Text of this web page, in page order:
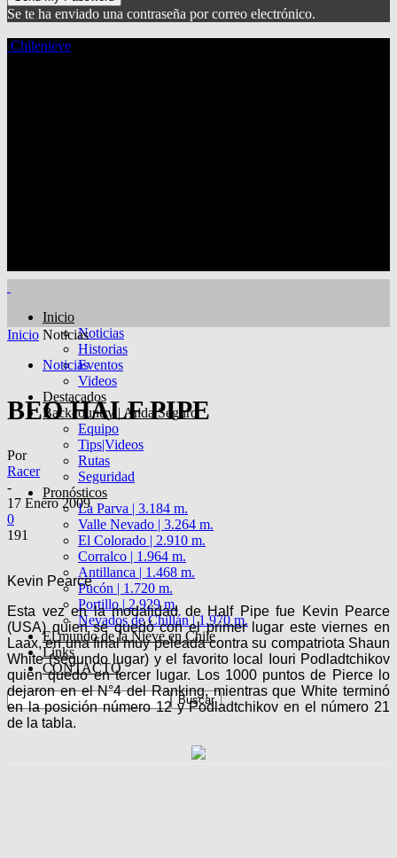
Se te ha enviado una contraseña por correo electrónico.
Chilenieve
Inicio
Noticias
Historias
Eventos
Videos
Destacados
Backcountry | Anda Seguro
Equipo
Tips|Videos
Rutas
Seguridad
Pronósticos
La Parva | 3.184 m.
Valle Nevado | 3.264 m.
El Colorado | 2.910 m.
Corralco | 1.964 m.
Antillanca | 1.468 m.
Pucón | 1.720 m.
Portillo | 2.929 m.
Nevados de Chillán | 1.970 m.
El mundo de la Nieve en Chile
Links
CONTACTO
Inicio Noticias
Noticias
BEO HALF PIPE
Por
Racer
-
17 Enero 2009
0
191
Kevin Pearce
Esta vez en la modalidad de Half Pipe fue Kevin Pearce
(USA) quien se quedó con el primer lugar este viernes en
Laax, en una final muy peleada contra su compatriota Shaun
White (segundo lugar) y el favorito local Iouri Podladtchikov
quien quedó en tercer lugar. Los 1000 puntos de Pierce lo
dejaron en el N°4 del Ranking, mientras que White terminó
en la posición número 12 y Podladtchikov en el número 21
de la tabla.